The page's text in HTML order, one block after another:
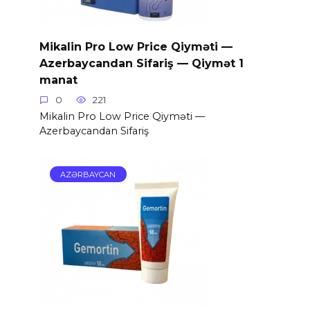
Mikalin Pro Low Price Qiyməti —
Azerbaycandan Sifariş — Qiymət 1
manat
0 221
Mikalin Pro Low Price Qiyməti —
Azerbaycandan Sifariş
AZƏRBAYCAN